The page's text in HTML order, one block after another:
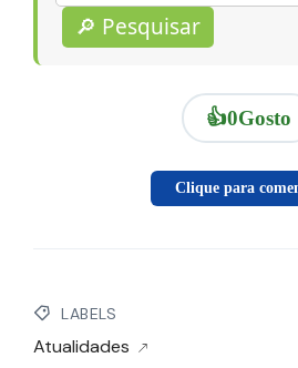
🔎 Pesquisar
👍0Gosto
Clique para
LABELS
Atualidades